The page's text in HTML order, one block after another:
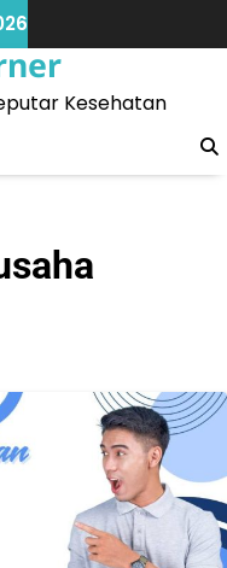
Kesehatan